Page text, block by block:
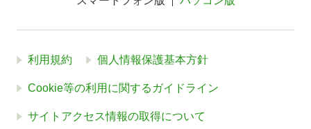
利用規約 個人情報保護基本方針
Cookie等の利用に関するガイドライン
サイトアクセス情報の取得について